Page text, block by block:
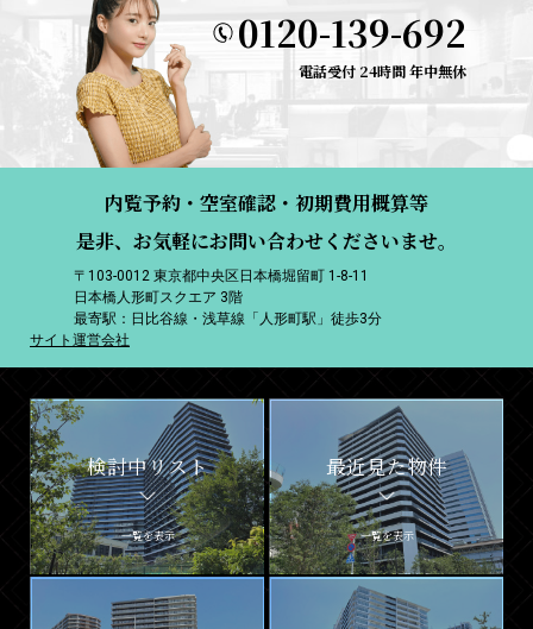
0120-139-692
電話受付 24時間 年中無休
内覧予約・空室確認・初期費用概算等
是非、お気軽にお問い合わせくださいませ。
〒103-0012 東京都中央区日本橋堀留町 1-8-11
日本橋人形町スクエア 3階
最寄駅：日比谷線・浅草線「人形町駅」徒歩3分
サイト運営会社
検討中リスト
一覧を表示
最近見た物件
一覧を表示